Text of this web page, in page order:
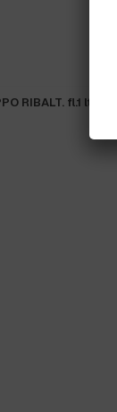
RIBALT. fl.1 lt.